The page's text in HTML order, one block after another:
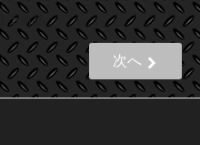
-5 商品
次へ